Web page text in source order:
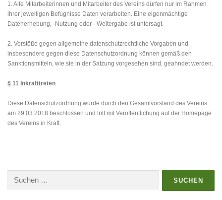
1. Alle Mitarbeiterinnen und Mitarbeiter des Vereins dürfen nur im Rahmen
ihrer jeweiligen Befugnisse Daten verarbeiten. Eine eigenmächtige
Datenerhebung, -Nutzung oder –Weitergabe ist untersagt.
2. Verstöße gegen allgemeine datenschutzrechtliche Vorgaben und
insbesondere gegen diese Datenschutzordnung können gemäß den
Sanktionsmitteln, wie sie in der Satzung vorgesehen sind, geahndet werden.
§ 11 Inkrafttreten
Diese Datenschutzordnung wurde durch den Gesamtvorstand des Vereins
am 29.03.2018 beschlossen und tritt mit Veröffentlichung auf der Homepage
des Vereins in Kraft.
nach: